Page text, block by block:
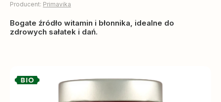
Producent: Primavika
Bogate źródło witamin i błonnika, idealne do
zdrowych sałatek i dań.